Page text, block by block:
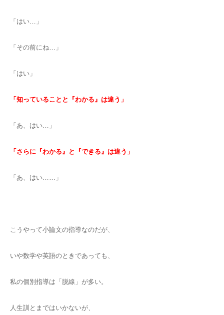
「はい…」
「その前にね…」
「はい」
「知っていることと『わかる』は違う」
「あ、はい…」
「さらに『わかる』と『できる』は違う」
「あ、はい……」
こうやって小論文の指導なのだが、
いや数学や英語のときであっても、
私の個別指導は「脱線」が多い。
人生訓とまではいかないが、